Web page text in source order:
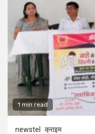
1 min read
newstel क्राइम